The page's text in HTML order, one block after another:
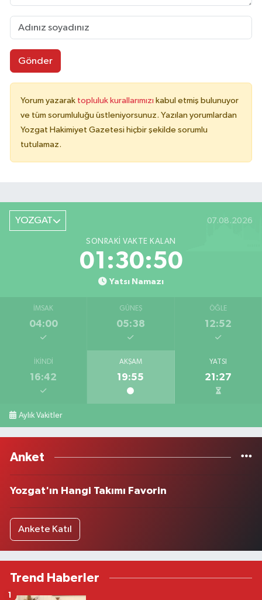
Gönder
Yorum yazarak topluluk kurallarımızı kabul etmiş bulunuyor
ve tüm sorumluluğu üstleniyorsunuz. Yazılan yorumlardan
Yozgat Hakimiyet Gazetesi hiçbir şekilde sorumlu
tutulamaz.
YOZGAT 07.08.2026
SONRAKI VAKTE KALAN
01:30:50
Yatsı Namazı
İMSAK
04:00
GÜNEŞ
05:38
ÖĞLE
12:52
İKINDI
16:42
AKŞAM
19:55
YATSI
21:27
Aylık Vakitler
Anket
Yozgat'ın Hangi Takımı Favorin
Ankete Katıl
Trend Haberler
1